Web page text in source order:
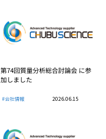
第74回質量分析総合討論会 に参
加しました
#会社情報 2026.06.15